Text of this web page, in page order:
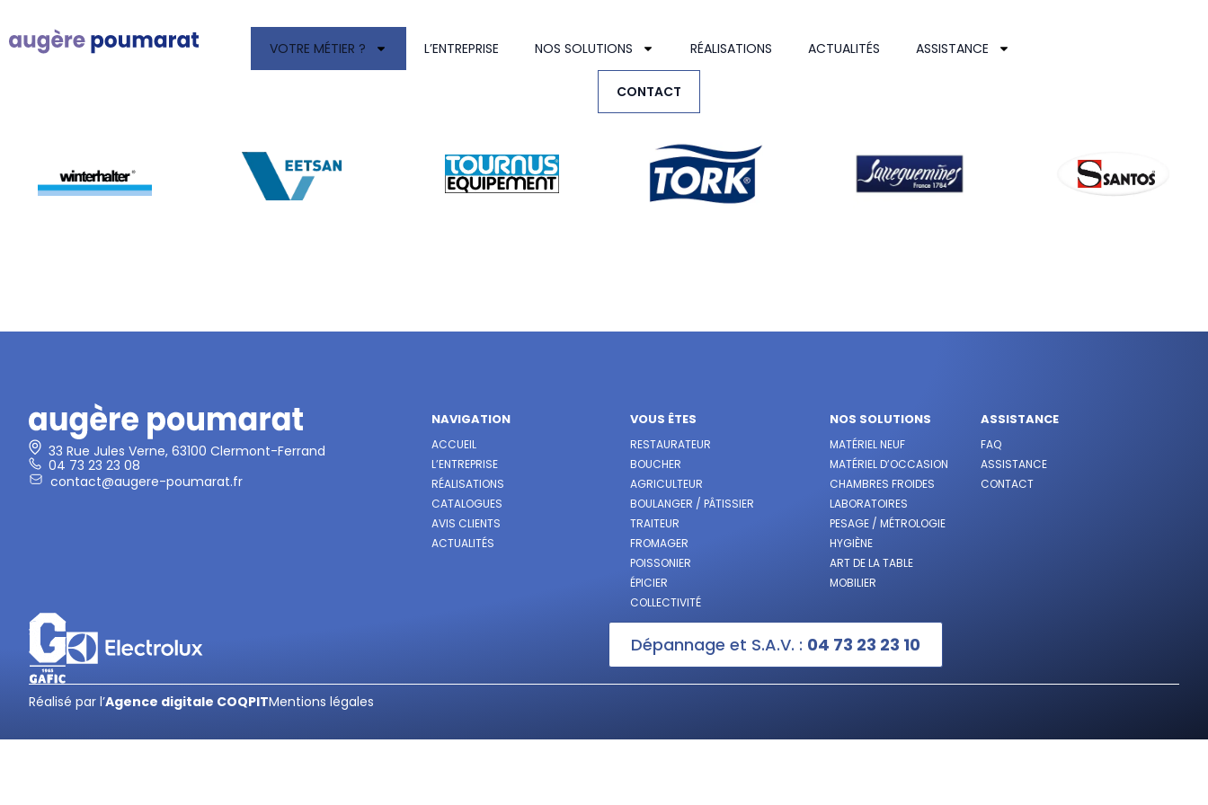
VOTRE MÉTIER ? L’ENTREPRISE NOS SOLUTIONS RÉALISATIONS ACTUALITÉS ASSISTANCE
CONTACT
33 Rue Jules Verne, 63100 Clermont-Ferrand
04 73 23 23 08
contact@augere-poumarat.fr
NAVIGATION
ACCUEIL
L’ENTREPRISE
RÉALISATIONS
CATALOGUES
AVIS CLIENTS
ACTUALITÉS
VOUS ÊTES
RESTAURATEUR
BOUCHER
AGRICULTEUR
BOULANGER / PÂTISSIER
TRAITEUR
FROMAGER
POISSONIER
ÉPICIER
COLLECTIVITÉ
NOS SOLUTIONS
MATÉRIEL NEUF
MATÉRIEL D’OCCASION
CHAMBRES FROIDES
LABORATOIRES
PESAGE / MÉTROLOGIE
HYGIÈNE
ART DE LA TABLE
MOBILIER
ASSISTANCE
FAQ
ASSISTANCE
CONTACT
Dépannage et S.A.V. : 04 73 23 23 10
Réalisé par l’Agence digitale COQPITMentions légales